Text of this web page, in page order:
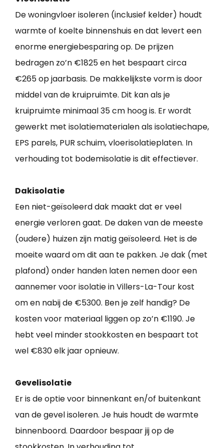
De woningvloer isoleren (inclusief kelder) houdt
warmte of koelte binnenshuis en dat levert een
enorme energiebesparing op. De prijzen
bedragen zo’n €1825 en het bespaart circa
€265 op jaarbasis. De makkelijkste vorm is door
middel van de kruipruimte. Dit kan als je
kruipruimte minimaal 35 cm hoog is. Er wordt
gewerkt met isolatiematerialen als isolatiechape,
EPS parels, PUR schuim, vloerisolatieplaten. In
verhouding tot bodemisolatie is dit effectiever.
Dakisolatie
Een niet-geïsoleerd dak maakt dat er veel
energie verloren gaat. De daken van de meeste
(oudere) huizen zijn matig geïsoleerd. Het is de
moeite waard om dit aan te pakken. Je dak (met
plafond) onder handen laten nemen door een
aannemer voor isolatie in Villers-La-Tour kost
om en nabij de €5300. Ben je zelf handig? De
kosten voor materiaal liggen op zo’n €1190. Je
hebt veel minder stookkosten en bespaart tot
wel €830 elk jaar opnieuw.
Gevelisolatie
Er is de optie voor binnenkant en/of buitenkant
van de gevel isoleren. Je huis houdt de warmte
binnenboord. Daardoor bespaar jij op de